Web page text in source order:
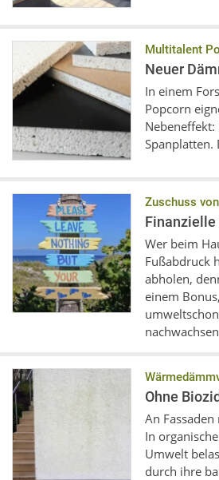
Multitalent
Neuer
In einem
Popcorn
Spanplatten.
Zuschuss
Wer beim
Fußabdruck
abholen,
einem
Ohne
An
In
Umwelt
durch ihre